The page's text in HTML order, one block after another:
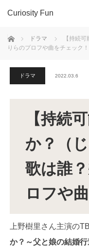
Curiosity Fun
ホーム ドラマ
【持続
りらのプロフや曲をチェック！
ドラマ 2022.03.6
【持続
か？（
歌は誰
ロフや
上野樹里さん主演の
か？～父と娘の結婚行